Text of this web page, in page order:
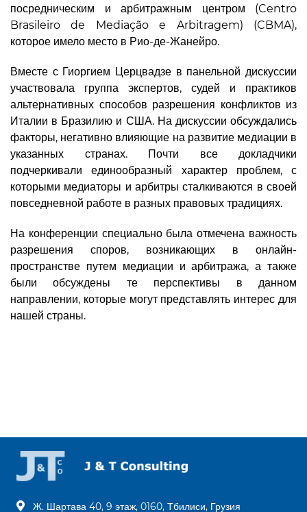
посредническим и арбитражным центром (Centro
Brasileiro de Mediação e Arbitragem) (CBMA),
которое имело место в Рио-де-Жанейро.
Вместе с Гиоргием Церцвадзе в панельной дискуссии
участвовала группа экспертов, судей и практиков
альтернативных способов разрешения конфликтов из
Италии в Бразилию и США. На дискуссии обсуждались
факторы, негативно влияющие на развитие медиации в
указанных странах. Почти все докладчики
подчеркивали единообразный характер проблем, с
которыми медиаторы и арбитры сталкиваются в своей
повседневной работе в разных правовых традициях.
На конференции специально была отмечена важность
разрешения споров, возникающих в онлайн-
пространстве путем медиации и арбитража, а также
были обсуждены те перспективы в данном
направлении, которые могут представлять интерес для
нашей страны.
Ж. Шартава 40, 9 этаж, 0160, Тбилиси, Грузия